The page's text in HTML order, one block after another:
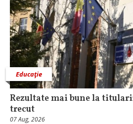
Educaţie
Rezultate mai bune la
trecut
07 Aug, 2026